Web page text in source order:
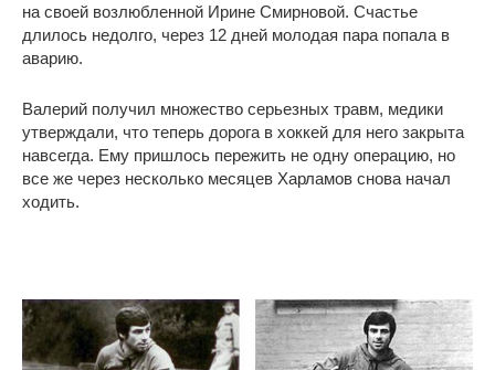
на своей возлюбленной Ирине Смирновой. Счастье
длилось недолго, через 12 дней молодая пара попала в
аварию.
Валерий получил множество серьезных травм, медики
утверждали, что теперь дорога в хоккей для него закрыта
навсегда. Ему пришлось пережить не одну операцию, но
все же через несколько месяцев Харламов снова начал
ходить.